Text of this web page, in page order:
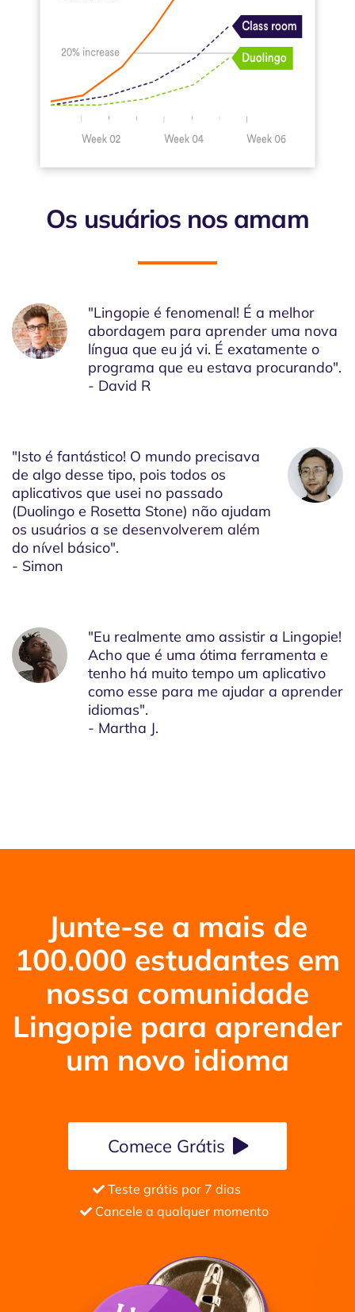
Os usuários nos amam
"Lingopie é fenomenal! É a melhor
abordagem para aprender uma nova
língua que eu já vi. É exatamente o
programa que eu estava procurando".
- David R
"Isto é fantástico! O mundo precisava
de algo desse tipo, pois todos os
aplicativos que usei no passado
(Duolingo e Rosetta Stone) não ajudam
os usuários a se desenvolverem além
do nível básico".
- Simon
"Eu realmente amo assistir a Lingopie!
Acho que é uma ótima ferramenta e
tenho há muito tempo um aplicativo
como esse para me ajudar a aprender
idiomas".
- Martha J.
Junte-se a mais de
100.000 estudantes em
nossa comunidade
Lingopie para aprender
um novo idioma
Comece Grátis
Teste grátis por 7 dias
Cancele a qualquer momento